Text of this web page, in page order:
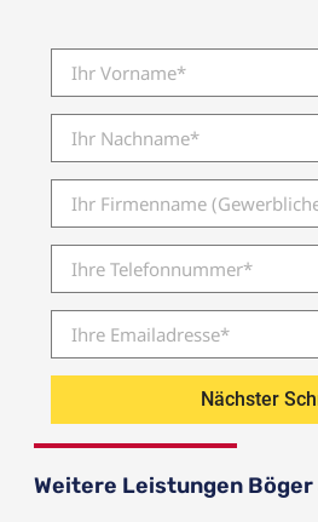
Nächster
Weitere Leistungen